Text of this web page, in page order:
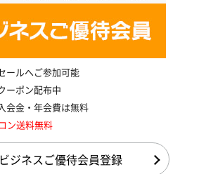
ールへご参加可能
ーポン配布中
会金・年会費は無料
ン送料無料
ビジネスご優待会員登録